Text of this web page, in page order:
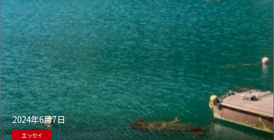
2024年6月7日
エッセイ